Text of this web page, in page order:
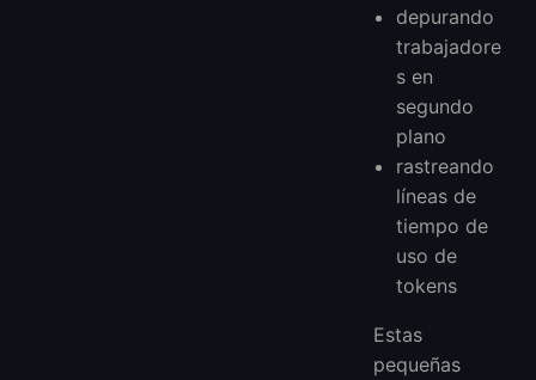
depurando
trabajadore
s en
segundo
plano
rastreando
líneas de
tiempo de
uso de
tokens
Estas
pequeñas